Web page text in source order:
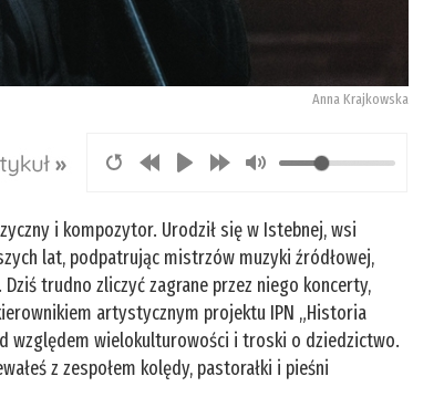
Anna Krajkowska
i kompozytor. Urodził się w Istebnej, wsi
lat, podpatrując mistrzów muzyki źródłowej,
trudno zliczyć zagrane przez niego koncerty,
artystycznym projektu IPN „Historia
względem wielokulturowości i troski o dziedzictwo.
z zespołem kolędy, pastorałki i pieśni